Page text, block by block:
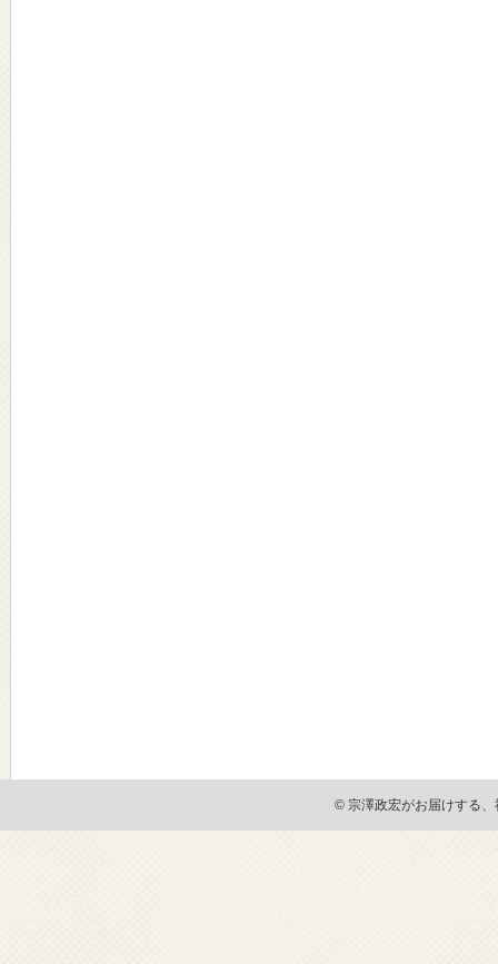
© 宗澤政宏がお届けする